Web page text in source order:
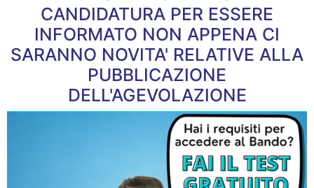
CANDIDATURA PER ESSERE
INFORMATO NON APPENA CI
SARANNO NOVITA' RELATIVE ALLA
PUBBLICAZIONE
DELL'AGEVOLAZIONE